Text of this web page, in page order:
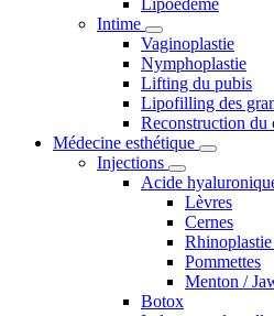
Lipoedème
Intime
Vaginoplastie
Nymphoplastie
Lifting du pubis
Lipofilling des
Reconstruction du
Médecine esthétique
Injections
Acide
Lèvres
Cernes
Pommettes
Menton /
Botox